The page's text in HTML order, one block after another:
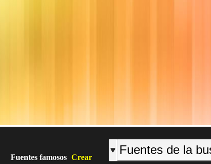
Fuentes famosos Crear